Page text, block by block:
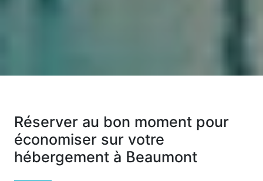
Réserver au bon moment pour
économiser sur votre
hébergement à Beaumont